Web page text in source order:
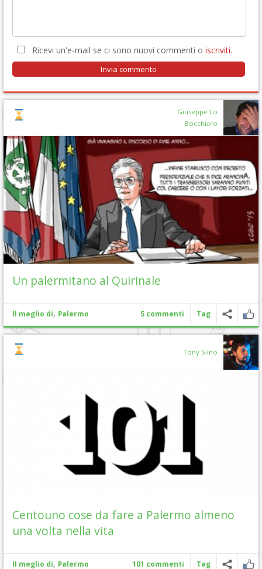
Ricevi un'e-mail se ci sono nuovi commenti o iscriviti.
Giuseppe Lo
Bocchiaro
Un palermitano al Quirinale
Il meglio di, Palermo 5 commenti Tag
Tony Siino
Centouno cose da fare a Palermo almeno
una volta nella vita
Il meglio di, Palermo 101 commenti Tag